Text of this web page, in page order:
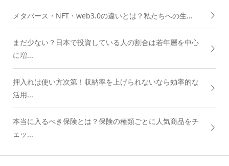
メタバース・NFT・web3.0の違いとは？私たちへの生...
まだ少ない？日本で投資している人の割合は若年層を中心
に増...
押入れは使い方次第！収納率を上げられないなら効率的な
活用...
本当に入るべき保険とは？保険の種類ごとに人気商品をチ
ェッ...